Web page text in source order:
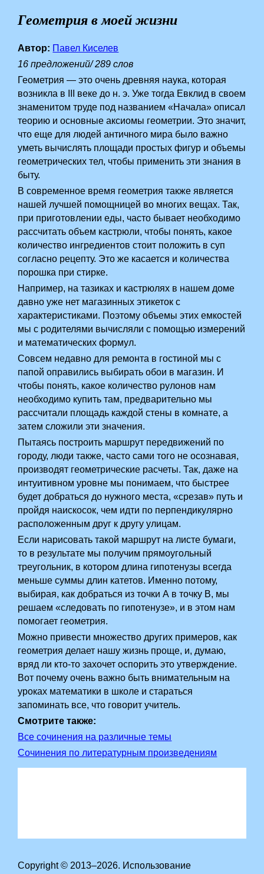
Геометрия в моей жизни
Автор: Павел Киселев
16 предложений/ 289 слов
Геометрия — это очень древняя наука, которая
возникла в III веке до н. э. Уже тогда Евклид в своем
знаменитом труде под названием «Начала» описал
теорию и основные аксиомы геометрии. Это значит,
что еще для людей античного мира было важно
уметь вычислять площади простых фигур и объемы
геометрических тел, чтобы применить эти знания в
быту.
В современное время геометрия также является
нашей лучшей помощницей во многих вещах. Так,
при приготовлении еды, часто бывает необходимо
рассчитать объем кастрюли, чтобы понять, какое
количество ингредиентов стоит положить в суп
согласно рецепту. Это же касается и количества
порошка при стирке.
Например, на тазиках и кастрюлях в нашем доме
давно уже нет магазинных этикеток с
характеристиками. Поэтому объемы этих емкостей
мы с родителями вычисляли с помощью измерений
и математических формул.
Совсем недавно для ремонта в гостиной мы с
папой оправились выбирать обои в магазин. И
чтобы понять, какое количество рулонов нам
необходимо купить там, предварительно мы
рассчитали площадь каждой стены в комнате, а
затем сложили эти значения.
Пытаясь построить маршрут передвижений по
городу, люди также, часто сами того не осознавая,
производят геометрические расчеты. Так, даже на
интуитивном уровне мы понимаем, что быстрее
будет добраться до нужного места, «срезав» путь и
пройдя наискосок, чем идти по перпендикулярно
расположенным друг к другу улицам.
Если нарисовать такой маршрут на листе бумаги,
то в результате мы получим прямоугольный
треугольник, в котором длина гипотенузы всегда
меньше суммы длин катетов. Именно потому,
выбирая, как добраться из точки А в точку В, мы
решаем «следовать по гипотенузе», и в этом нам
помогает геометрия.
Можно привести множество других примеров, как
геометрия делает нашу жизнь проще, и, думаю,
вряд ли кто-то захочет оспорить это утверждение.
Вот почему очень важно быть внимательным на
уроках математики в школе и стараться
запоминать все, что говорит учитель.
Смотрите также:
Все сочинения на различные темы
Сочинения по литературным произведениям
Copyright © 2013–2026. Использование